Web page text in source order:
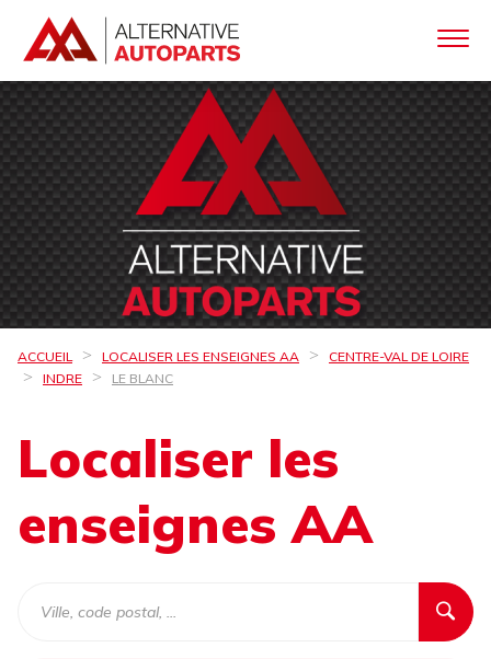
ACCUEIL LOCALISER LES ENSEIGNES AA
CENTRE-VAL DE LOIRE
INDRE
LE BLANC
Localiser les
enseignes AA